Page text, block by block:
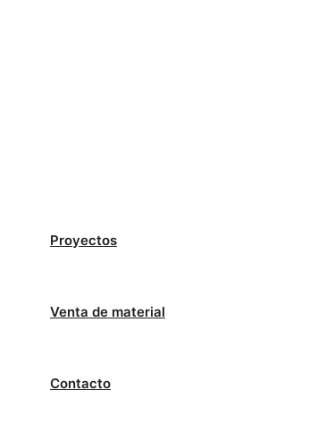
Proyectos
Venta de material
Contacto